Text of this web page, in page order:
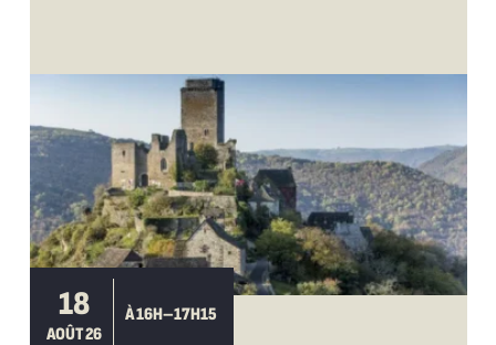
18
AOÛT 26
À 16H–17H15